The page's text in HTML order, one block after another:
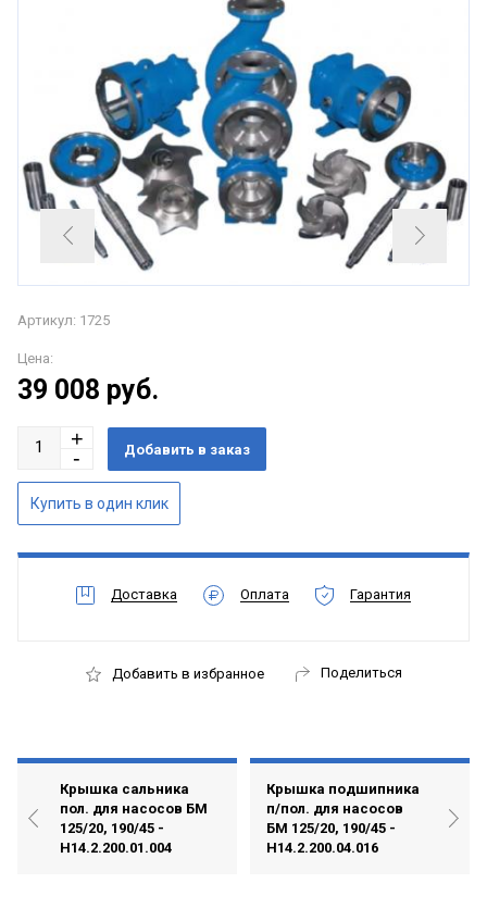
Артикул: 1725
Цена:
39 008 руб.
Доставка Оплата Гарантия
Добавить в избранное Поделиться
Крышка сальника
пол. для насосов БМ
125/20, 190/45 -
Н14.2.200.01.004
Крышка подшипника
п/пол. для насосов
БМ 125/20, 190/45 -
Н14.2.200.04.016